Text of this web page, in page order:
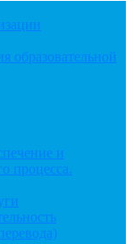
образовательной
и
процесса.